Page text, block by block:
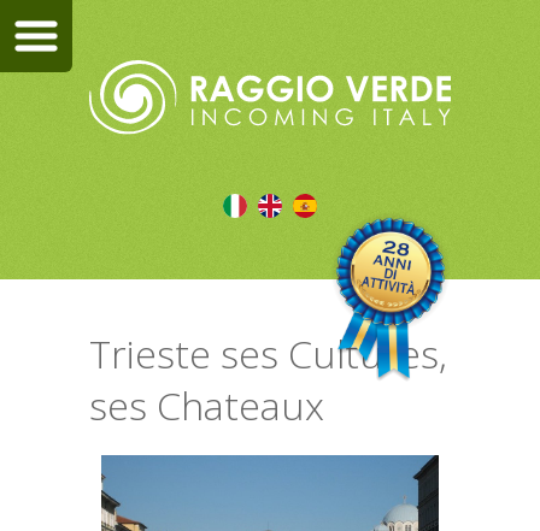
Trieste ses Cultures,
ses Chateaux